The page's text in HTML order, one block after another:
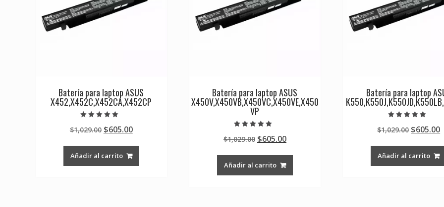
Batería para laptop ASUS
X452,X452C,X452CA,X452CP
5.00
de 5
$1,029.00 Original
was:
$1,029.00.
$605.00Current
$605.00.
Añadir al carrito
Batería para laptop ASUS
X450V,X450VB,X450VC,X450VE,X450
VP
5.00
de 5
$1,029.00 Original
was:
$1,029.00.
$605.00Current
$605.00.
Añadir al carrito
Batería para laptop
5.00
de 5
$1,029.00 Original
was:
$1,029.00.
$605.00
Añadir al carrito